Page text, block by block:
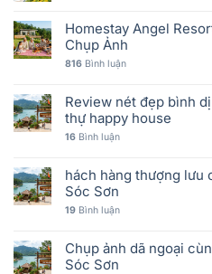
Homestay Angel
Chụp Ảnh
816 Bình luận
Review nét đẹp bình
thự happy house
16 Bình luận
hách hàng thượng lưu
Sóc Sơn
19 Bình luận
Chụp ảnh dã ngoại
Sóc Sơn